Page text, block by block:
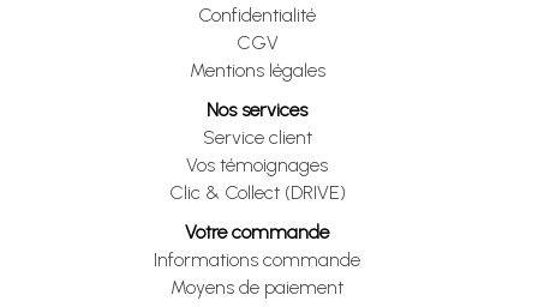
Confidentialité
CGV
Mentions légales
Nos services
Service client
Vos témoignages
Clic & Collect (DRIVE)
Votre commande
Informations commande
Moyens de paiement